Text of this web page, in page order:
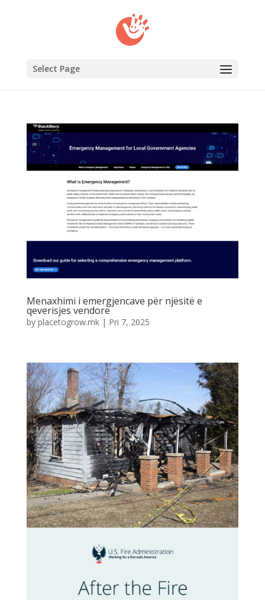
Select Page
Menaxhimi i emergjencave për njësitë e
qeverisjes vendore
by placetogrow.mk| Pri 7, 2025